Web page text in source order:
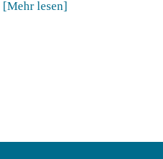
[Mehr lesen]